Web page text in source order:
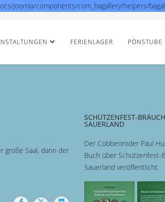
joomla/components/com_bagallery/helpers/
FERIENLAGER PÖNSTUBE
große Saal, dann der
SCHÜTZENFEST-
SAUERLAND
Der Cobbenroder Paul
Buch über Schützenfest-
Sauerland veröffentlicht.